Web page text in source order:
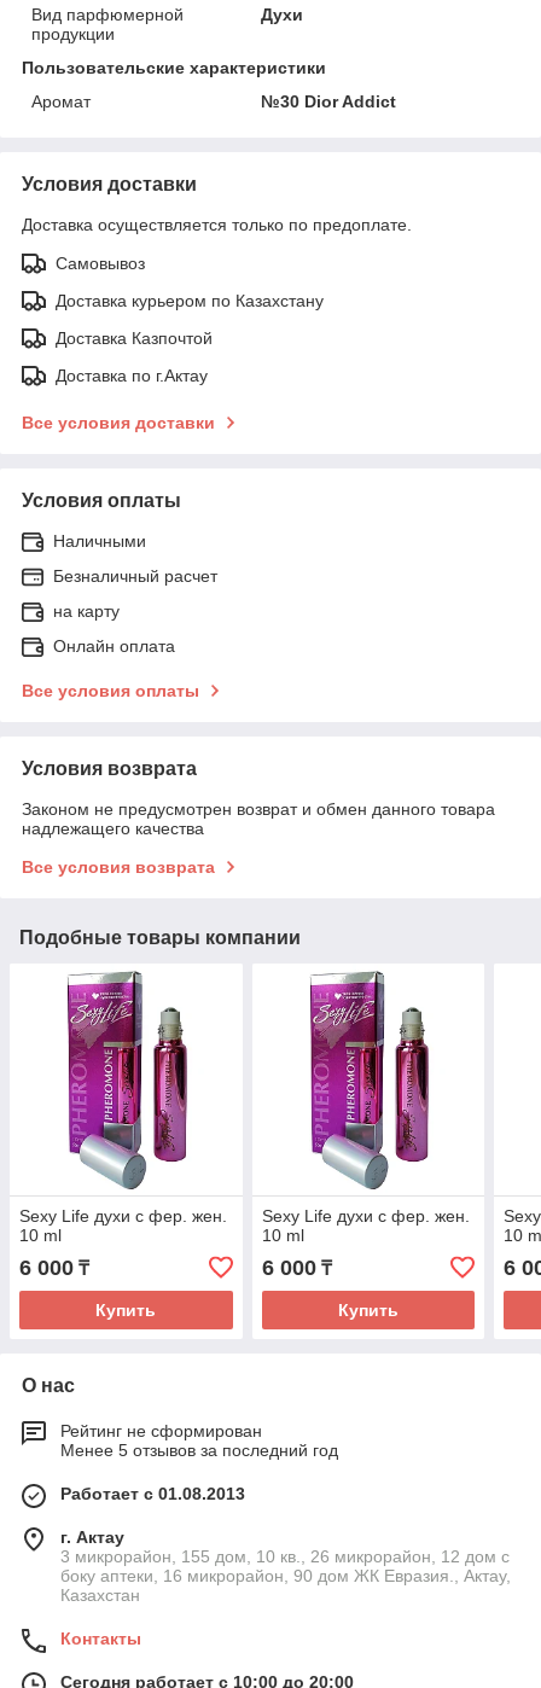
Вид парфюмерной
продукции
Духи
Пользовательские характеристики
Аромат
№30 Dior Addict
Условия доставки
Доставка осуществляется только по предоплате.
Самовывоз
Доставка курьером по Казахстану
Доставка Казпочтой
Доставка по г.Актау
Все условия доставки
Условия оплаты
Наличными
Безналичный расчет
на карту
Онлайн оплата
Все условия оплаты
Условия возврата
Законом не предусмотрен возврат и обмен данного товара
надлежащего качества
Все условия возврата
Подобные товары компании
Sexy Life духи с фер. жен.
10 ml
6 000 ₸
Купить
Sexy Life духи с фер. жен.
10 ml
6 000₸
Купить
10
6
О нас
Рейтинг не сформирован
Менее 5 отзывов за последний год
Работает с 01.08.2013
г. Актау
3 микрорайон, 155 дом, 10 кв., 26 микрорайон, 12 дом с
боку аптеки, 16 микрорайон, 90 дом ЖК Евразия., Актау,
Казахстан
Контакты
Сегодня работает с 10:00 до 20:00